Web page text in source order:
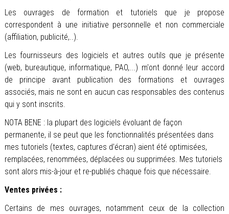
Les ouvrages de formation et tutoriels que je propose
correspondent à une initiative personnelle et non commerciale
(affiliation, publicité,..).
Les fournisseurs des logiciels et autres outils que je présente
(web, bureautique, informatique, PAO,...) m'ont donné leur accord
de principe avant publication des formations et ouvrages
associés, mais ne sont en aucun cas responsables des contenus
qui y sont inscrits.
NOTA BENE : la plupart des logiciels évoluant de façon
permanente, il se peut que les fonctionnalités présentées dans
mes tutoriels (textes, captures d’écran) aient été optimisées,
remplacées, renommées, déplacées ou supprimées. Mes tutoriels
sont alors mis-à-jour et re-publiés chaque fois que nécessaire.
Ventes privées :
Certains de mes ouvrages, notamment ceux de la collection